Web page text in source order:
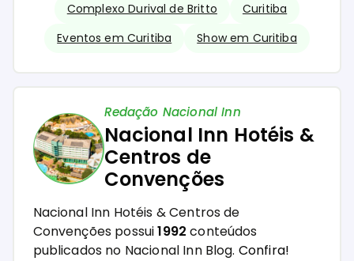
Complexo Durival de Britto
Curitiba
Eventos em Curitiba
Show em Curitiba
Redação Nacional Inn
Nacional Inn Hotéis &
Centros de
Convenções
Nacional Inn Hotéis & Centros de
Convenções possui1992 conteúdos
publicados no Nacional Inn Blog. Confira!